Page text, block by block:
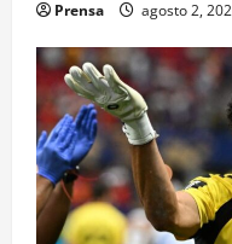
Prensa agosto 2,